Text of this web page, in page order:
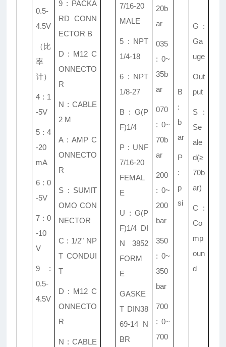
0.5-
4.5V
（比
率
计）
4 : 1
-5V
5 : 4
-20
mA
6 : 0
-5V
7 : 0
-10
V
9 :
0.5-
4.5V
9 : PACKA
RD CONN
ECTOR B
D : M12 C
ONNECTO
R
N : CABLE
2 M
A : AMP C
ONNECTO
R
S : SUMIT
OMO CON
NECTOR
C : 1/2" NP
T CONDUI
T
D : M12 C
ONNECTO
R
N : CABLE
7/16-20
MALE
5 : NPT
1/4-18
6 : NPT
1/8-27
B : G(P
F)1/4
P : UNF
7/16-20
FEMAL
E
U : G(P
F)1/4 DI
N 3852
FORM
E
GASKE
T DIN38
69-14 N
BR
20b
ar
035
: 0~
35b
ar
070
: 0~
70b
ar
200
: 0~
200
bar
350
: 0~
350
bar
700
: 0~
700
B
:
b
ar
P
:
p
si
G :
Ga
uge
Out
put
S :
Se
ale
d(≥
70b
ar)
C :
Co
mp
oun
d